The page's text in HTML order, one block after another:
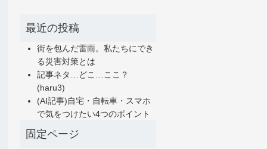
最近の投稿
街を包んだ雷雨。私たちにでき
る災害対策とは
記事ネタ…どこ…ここ？
(haru3)
(AI記事)自宅・自転車・スマホ
で気をつけたい4つのポイント
固定ページ